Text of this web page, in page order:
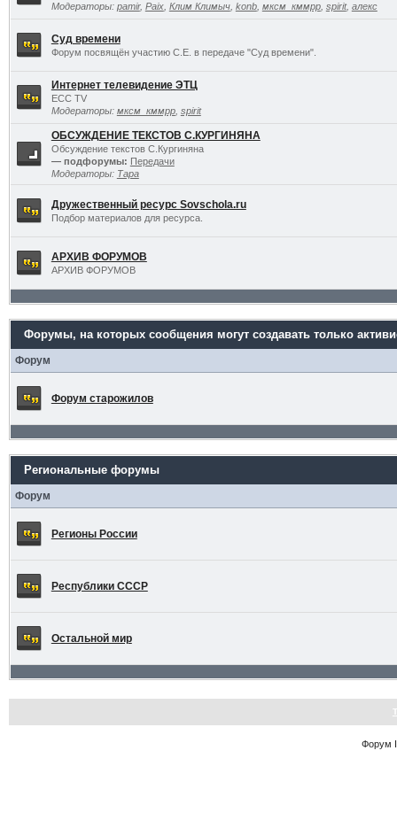
Модераторы: pamir, Paix, Клим Климыч, konb, мксм_кммрр, spirit, алекс
Суд времени
Форум посвящён участию С.Е. в передаче "Суд времени".
Интернет телевидение ЭТЦ
ECC TV
Модераторы: мксм_кммрр, spirit
ОБСУЖДЕНИЕ ТЕКСТОВ С.КУРГИНЯНА
Обсуждение текстов С.Кургиняна
— подфорумы: Передачи
Модераторы: Тара
Дружественный ресурс Sovschola.ru
Подбор материалов для ресурса.
АРХИВ ФОРУМОВ
АРХИВ ФОРУМОВ
Форумы, на которых сообщения могут создавать только
Форум
Форум старожилов
Региональные форумы
Форум
Регионы России
Республики СССР
Остальной мир
Форум